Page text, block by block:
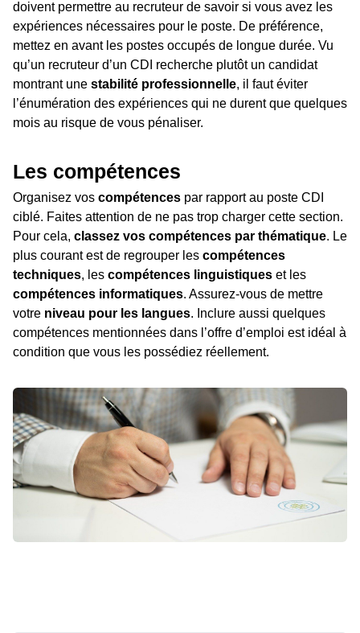
doivent permettre au recruteur de savoir si vous avez les
expériences nécessaires pour le poste. De préférence,
mettez en avant les postes occupés de longue durée. Vu
qu’un recruteur d’un CDI recherche plutôt un candidat
montrant une stabilité professionnelle, il faut éviter
l’énumération des expériences qui ne durent que quelques
mois au risque de vous pénaliser.
Les compétences
Organisez vos compétences par rapport au poste CDI
ciblé. Faites attention de ne pas trop charger cette section.
Pour cela, classez vos compétences par thématique. Le
plus courant est de regrouper les compétences
techniques, les compétences linguistiques et les
compétences informatiques. Assurez-vous de mettre
votre niveau pour les langues. Inclure aussi quelques
compétences mentionnées dans l’offre d’emploi est idéal à
condition que vous les possédiez réellement.